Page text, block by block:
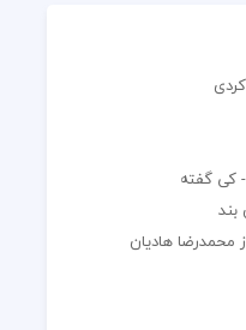
کی گفته‬
محمدرضا هادیان